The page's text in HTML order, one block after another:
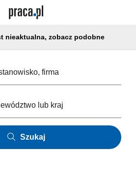
nieaktualna, zobacz podobne
Szukaj